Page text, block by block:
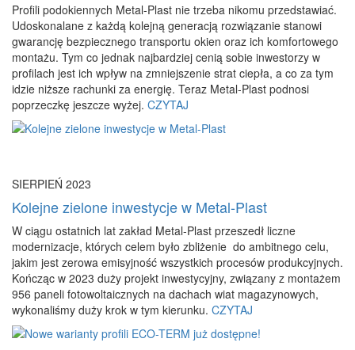
Profili podokiennych Metal-Plast nie trzeba nikomu przedstawiać.
Udoskonalane z każdą kolejną generacją rozwiązanie stanowi
gwarancję bezpiecznego transportu okien oraz ich komfortowego
montażu. Tym co jednak najbardziej cenią sobie inwestorzy w
profilach jest ich wpływ na zmniejszenie strat ciepła, a co za tym
idzie niższe rachunki za energię. Teraz Metal-Plast podnosi
poprzeczkę jeszcze wyżej. CZYTAJ
SIERPIEŃ 2023
Kolejne zielone inwestycje w Metal-Plast
W ciągu ostatnich lat zakład Metal-Plast przeszedł liczne
modernizacje, których celem było zbliżenie do ambitnego celu,
jakim jest zerowa emisyjność wszystkich procesów produkcyjnych.
Kończąc w 2023 duży projekt inwestycyjny, związany z montażem
956 paneli fotowoltaicznych na dachach wiat magazynowych,
wykonaliśmy duży krok w tym kierunku. CZYTAJ